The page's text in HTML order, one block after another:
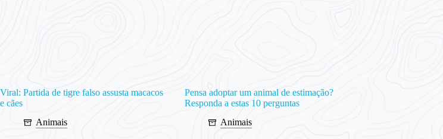
Viral: Partida de tigre falso assusta macacos
e cães
Animais
Pensa adoptar um animal de estimação?
Responda a estas 10 perguntas
Animais